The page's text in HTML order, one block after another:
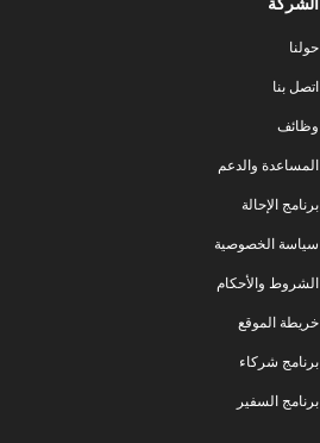
حولنا
اتصل بنا
وظائف
المساعدة والدعم
برنامج الإحالة
سياسة الخصوصية
الشروط والأحكام
خريطة الموقع
برنامج شركاء
برنامج السفير